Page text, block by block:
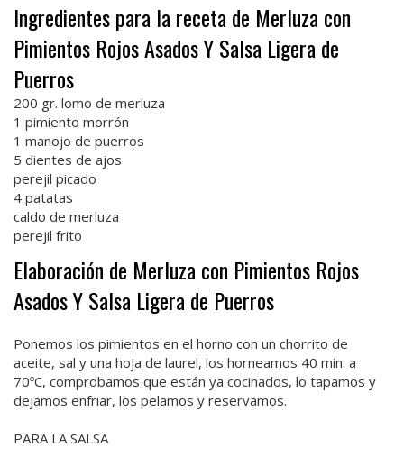
Ingredientes para la receta de Merluza con
Pimientos Rojos Asados Y Salsa Ligera de
Puerros
200 gr. lomo de merluza
1 pimiento morrón
1 manojo de puerros
5 dientes de ajos
perejil picado
4 patatas
caldo de merluza
perejil frito
Elaboración de Merluza con Pimientos Rojos
Asados Y Salsa Ligera de Puerros
Ponemos los pimientos en el horno con un chorrito de
aceite, sal y una hoja de laurel, los horneamos 40 min. a
70ºC, comprobamos que están ya cocinados, lo tapamos y
dejamos enfriar, los pelamos y reservamos.
PARA LA SALSA